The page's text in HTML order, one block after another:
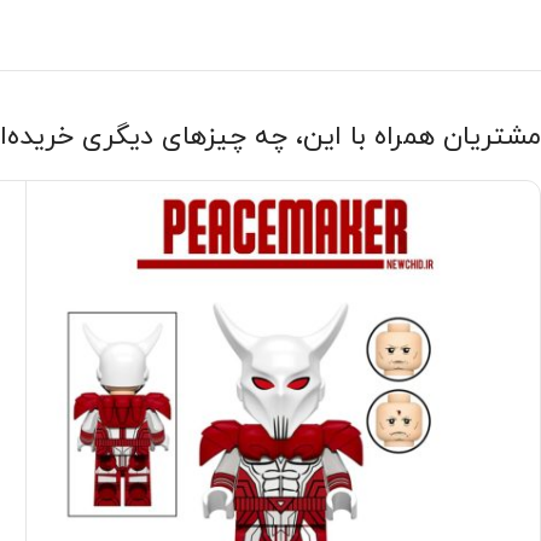
مشتریان همراه با این، چه چیزهای دیگری